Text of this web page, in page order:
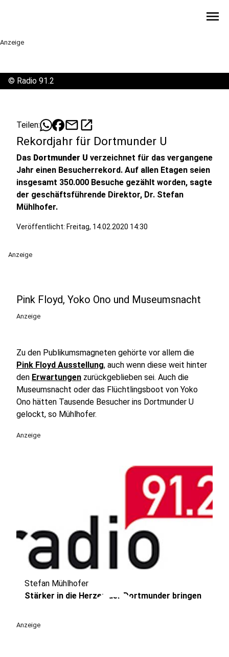
menu
Anzeige
© Radio 91.2
Teilen: mailopen_in_new
Rekordjahr für Dortmunder U
Das Dortmunder U verzeichnet für das vergangene
Jahr einen Besucherrekord. Auf allen Etagen seien
insgesamt 350.000 Besuche gezählt worden, sagte
der geschäftsführende Direktor, Dr. Stefan
Mühlhofer.
Veröffentlicht: Freitag, 14.02.2020 14:30
Anzeige
Pink Floyd, Yoko Ono und Museumsnacht
Anzeige
Zu den Publikumsmagneten gehörte vor allem die
Pink Floyd Ausstellung, auch wenn diese weit hinter
den Erwartungen zurückgeblieben sei. Auch die
Museumsnacht oder das Flüchtlingsboot von Yoko
Ono hätten Tausende Besucher ins Dortmunder U
gelockt, so Mühlhofer.
Anzeige
play_circle
Stefan Mühlhofer
Stärker in die Herzen der Dortmunder bringen
Anzeige